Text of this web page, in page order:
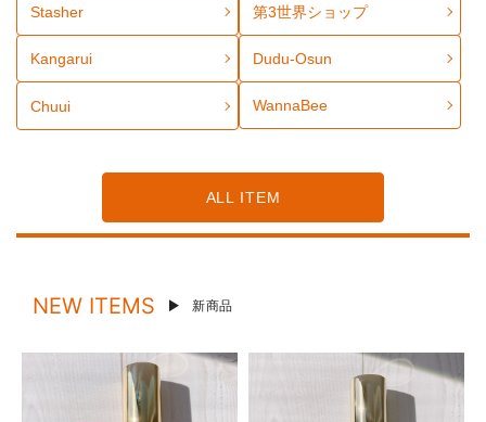
Stasher 第3世界ショップ
Kangarui Dudu-Osun
Chuui WannaBee
ALL ITEM
NEW ITEMS 新商品